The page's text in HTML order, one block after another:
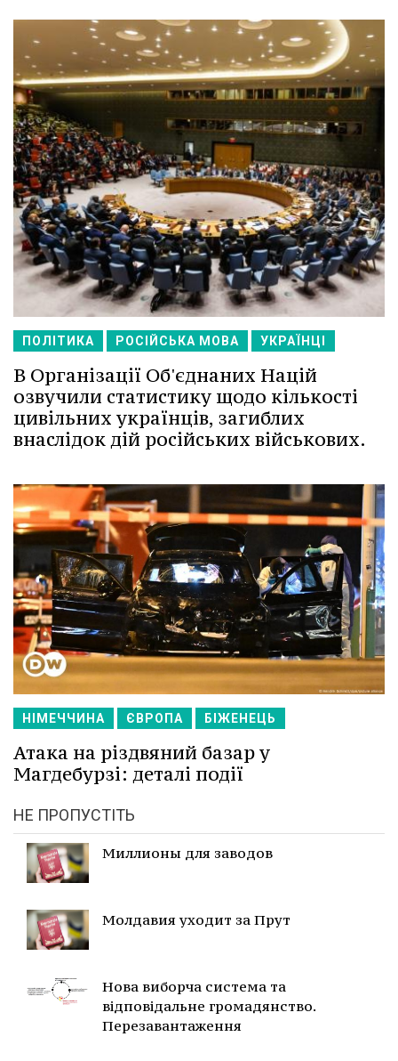
ПОЛІТИКА РОСІЙСЬКА МОВА УКРАЇНЦІ
В Організації Об'єднаних Націй
озвучили статистику щодо кількості
цивільних українців, загиблих
внаслідок дій російських військових.
НІМЕЧЧИНА ЄВРОПА БІЖЕНЕЦЬ
Атака на різдвяний базар у
Магдебурзі: деталі події
НЕ ПРОПУСТІТЬ
Миллионы для заводов
Молдавия уходит за Прут
Нова виборча система та
відповідальне громадянство.
Перезавантаження